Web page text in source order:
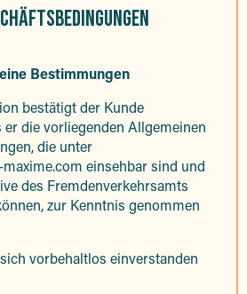
Bestimmungen
bestätigt der Kunde
die vorliegenden Allgemeinen
die unter
einsehbar sind und
des Fremdenverkehrsamts
zur Kenntnis genommen
vorbehaltlos einverstanden